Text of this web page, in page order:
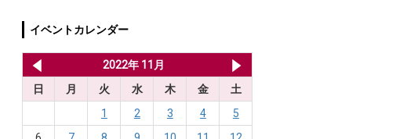
イベントカレンダー
2022年 10月2022年 11月
日
月 火 水 木 金
土
1
2 3 4
5